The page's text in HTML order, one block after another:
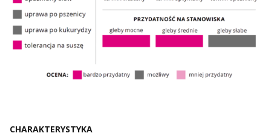
CHARAKTERYSTYKA